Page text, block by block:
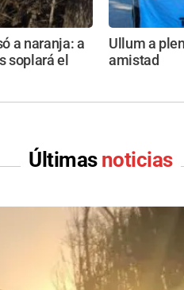
a naranja: a
soplará el
Ullum a
amistad
Últimas noticias